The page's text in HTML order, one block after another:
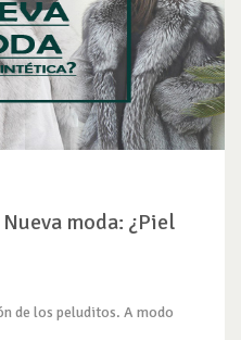
moda: ¿Piel
de los peluditos. A modo